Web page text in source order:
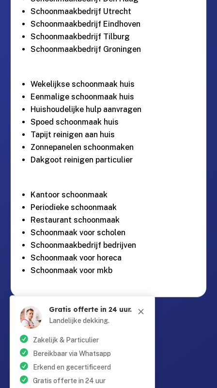
Schoonmaakbedrijf Utrecht
Schoonmaakbedrijf Eindhoven
Schoonmaakbedrijf Tilburg
Schoonmaakbedrijf Groningen
Wekelijkse schoonmaak huis
Eenmalige schoonmaak huis
Huishoudelijke hulp aanvragen
Spoed schoonmaak huis
Tapijt reinigen aan huis
Zonnepanelen schoonmaken
Dakgoot reinigen particulier
Kantoor schoonmaak
Periodieke schoonmaak
Restaurant schoonmaak
Schoonmaak voor scholen
Schoonmaakbedrijf bedrijven
Schoonmaak voor horeca
Schoonmaak voor mkb

Guntersteinweg 377,
2531KA Den Haag

 085 90 24 24 6
M
Gratis offerte in 24 uur.
Landelijke dekking.
Zakelijk & Particulier
Bereikbaar via Whatsapp
Erkend en gecertificeerd
Gratis offerte in 24 uur